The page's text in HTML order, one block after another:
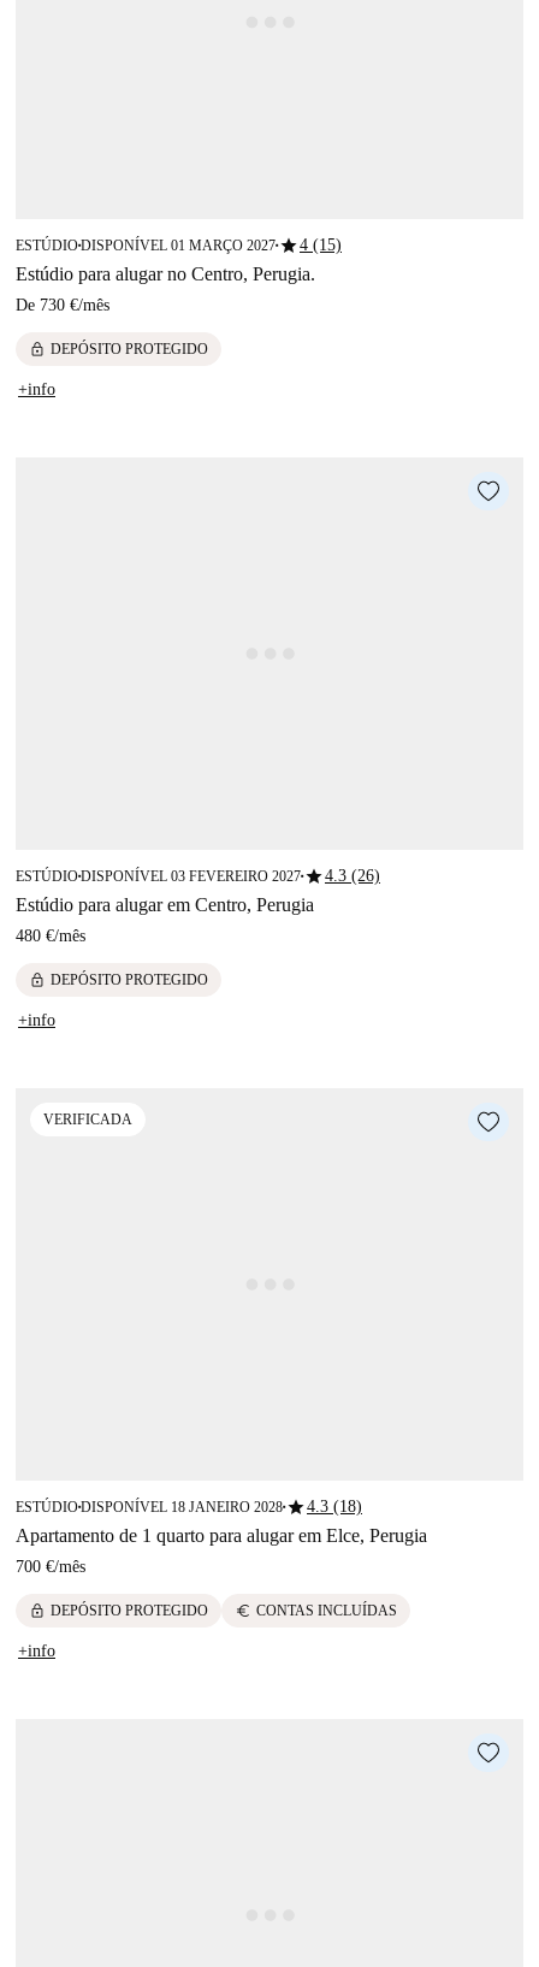
ESTÚDIO■DISPONÍVEL 01 MARÇO 2027■star4 (15)
Estúdio para alugar no Centro, Perugia.
De 730 €/mês
lock DEPÓSITO PROTEGIDO
+info
ESTÚDIO■DISPONÍVEL 03 FEVEREIRO 2027■star4.3 (26)
Estúdio para alugar em Centro, Perugia
480 €/mês
lock DEPÓSITO PROTEGIDO
+info
VERIFICADA
ESTÚDIO■DISPONÍVEL 18 JANEIRO 2028■star4.3 (18)
Apartamento de 1 quarto para alugar em Elce, Perugia
700 €/mês
lock DEPÓSITO PROTEGIDO euro CONTAS INCLUÍDAS
+info